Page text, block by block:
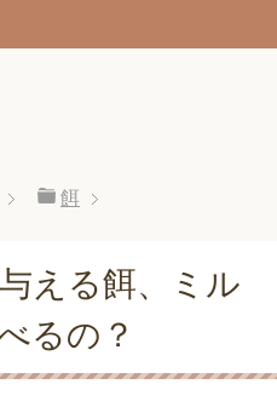
餌
える餌、ミル
るの？